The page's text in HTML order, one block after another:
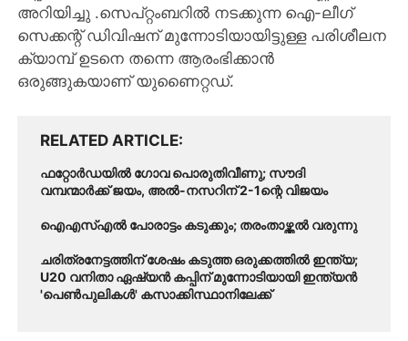
അറിയിച്ചു .സെപ്റ്റംബറിൽ നടക്കുന്ന ഐ-ലീഗ്
സെക്കന്റ് ഡിവിഷന് മുന്നോടിയായിട്ടുള്ള പരിശീലന
ക്യാമ്പ് ഉടനെ തന്നെ ആരംഭിക്കാൻ
ഒരുങ്ങുകയാണ് യുണൈറ്റഡ്.
RELATED ARTICLE
ഫറ്റോർഡയിൽ ഗോവ പൊരുതിവീണു; സൗദി
വമ്പന്മാർക്ക് ജയം, അൽ-നസറിന് 2-1ന്റെ വിജയം
ഐഎസ്എൽ പോരാട്ടം കടുക്കും; തരംതാഴ്ത്തൽ വരുന്നു
ചരിത്രനേട്ടത്തിന് ശേഷം കടുത്ത ഒരുക്കത്തിൽ ഇന്ത്യ;
U20 വനിതാ ഏഷ്യൻ കപ്പിന് മുന്നോടിയായി ഇന്ത്യൻ
'പെൺപുലികൾ' കസാക്കിസ്ഥാനിലേക്ക്